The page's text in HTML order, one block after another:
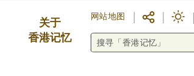
关于
香港记忆
网站地图